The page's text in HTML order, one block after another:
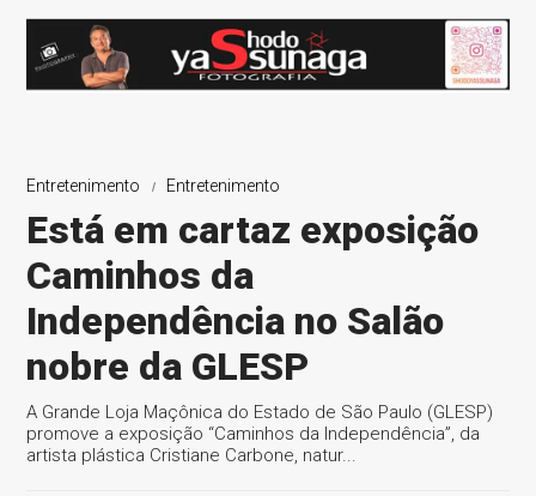
Entretenimento Entretenimento
Está em cartaz exposição
Caminhos da
Independência no Salão
nobre da GLESP
A Grande Loja Maçônica do Estado de São Paulo (GLESP)
promove a exposição “Caminhos da Independência”, da
artista plástica Cristiane Carbone, natur...